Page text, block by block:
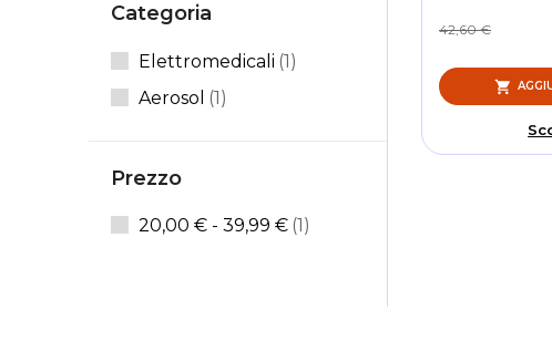
42,60 €
Categoria
Elettromedicali 1Elemento
Aerosol
1Elemento
Prezzo
20,00 € - 39,99 € 1 elemento